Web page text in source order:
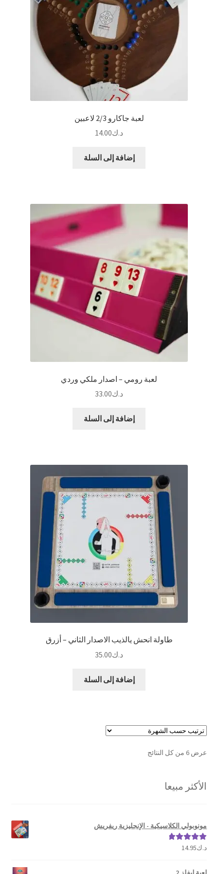
لعبة جاكارو 2/3 لاعبين
د.ك14.00
إضافة إلى السلة
لعبة رومي – اصدار ملكي وردي
د.ك33.00
إضافة إلى السلة
طاولة انحش يالذيب الاصدار الثاني – أزرق
د.ك35.00
إضافة إلى السلة
عرض ⁦6⁩ من كل النتائج
تم
الأكثر مبيعا
مونوبولي الكلاسيكية - الإنجليزية ريفريش
تم التقييم
د.ك14.95